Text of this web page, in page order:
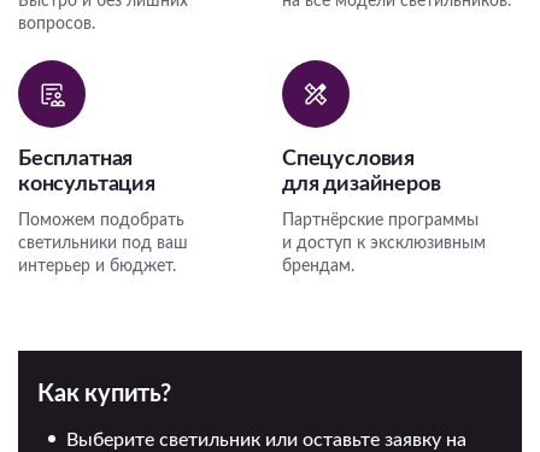
вопросов.
Бесплатная
консультация
Поможем подобрать
светильники под ваш
интерьер и бюджет.
Спецусловия
для дизайнеров
Партнёрские программы
и доступ к эксклюзивным
брендам.
Как купить?
Выберите светильник или оставьте заявку на